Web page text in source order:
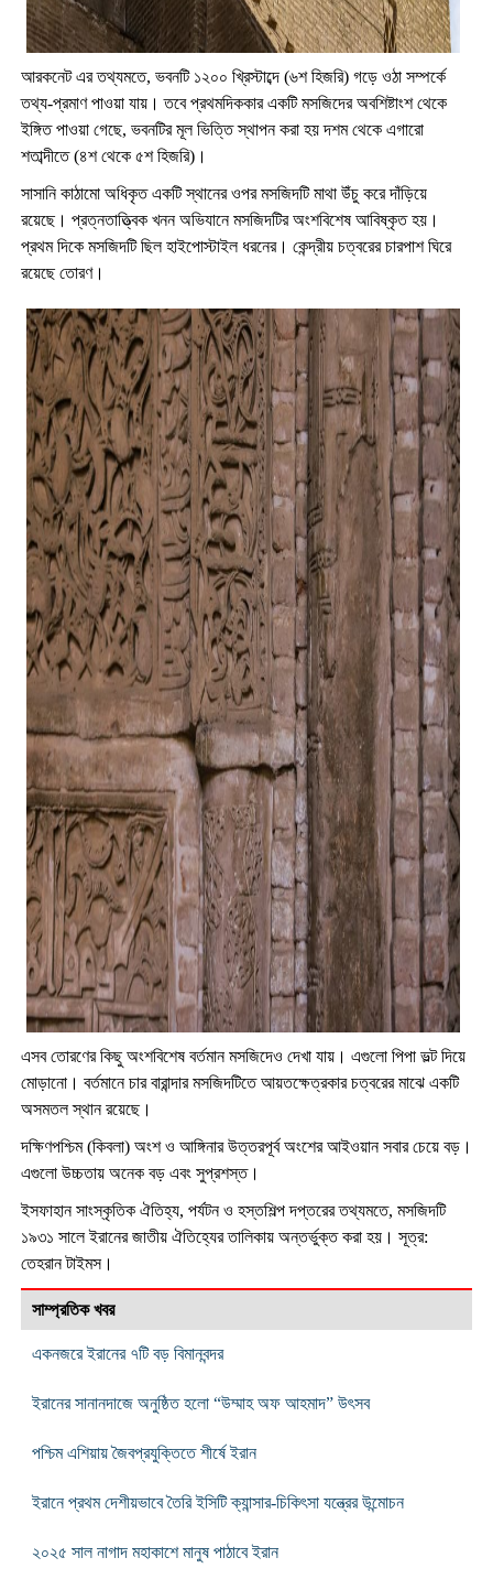
আরকনেট এর তথ্যমতে, ভবনটি ১২০০ খ্রিস্টাব্দে (৬শ হিজরি) গড়ে ওঠা সম্পর্কে
তথ্য-প্রমাণ পাওয়া যায়। তবে প্রথমদিককার একটি মসজিদের অবশিষ্টাংশ থেকে
ইঙ্গিত পাওয়া গেছে, ভবনটির মূল ভিত্তি স্থাপন করা হয় দশম থেকে এগারো
শতাব্দীতে (৪শ থেকে ৫শ হিজরি)।
সাসানি কাঠামো অধিকৃত একটি স্থানের ওপর মসজিদটি মাথা উঁচু করে দাঁড়িয়ে
রয়েছে। প্রত্নতাত্ত্বিক খনন অভিযানে মসজিদটির অংশবিশেষ আবিষ্কৃত হয়।
প্রথম দিকে মসজিদটি ছিল হাইপোস্টাইল ধরনের। কেন্দ্রীয় চত্বরের চারপাশ ঘিরে
রয়েছে তোরণ।
এসব তোরণের কিছু অংশবিশেষ বর্তমান মসজিদেও দেখা যায়। এগুলো পিপা ভল্ট দিয়ে
মোড়ানো। বর্তমানে চার বারান্দার মসজিদটিতে আয়তক্ষেত্রকার চত্বরের মাঝে একটি
অসমতল স্থান রয়েছে।
দক্ষিণপশ্চিম (কিবলা) অংশ ও আঙ্গিনার উত্তরপূর্ব অংশের আইওয়ান সবার চেয়ে বড়।
এগুলো উচ্চতায় অনেক বড় এবং সুপ্রশস্ত।
ইসফাহান সাংস্কৃতিক ঐতিহ্য, পর্যটন ও হস্তশিল্প দপ্তরের তথ্যমতে, মসজিদটি
১৯৩১ সালে ইরানের জাতীয় ঐতিহ্যের তালিকায় অন্তর্ভুক্ত করা হয়। সূত্র:
তেহরান টাইমস।
সাম্প্রতিক খবর
একনজরে ইরানের ৭টি বড় বিমানবন্দর
ইরানের সানানদাজে অনুষ্ঠিত হলো “উম্মাহ অফ আহমাদ” উৎসব
পশ্চিম এশিয়ায় জৈবপ্রযুক্তিতে শীর্ষে ইরান
ইরানে প্রথম দেশীয়ভাবে তৈরি ইসিটি ক্যান্সার-চিকিৎসা যন্ত্রের উন্মোচন
২০২৫ সাল নাগাদ মহাকাশে মানুষ পাঠাবে ইরান